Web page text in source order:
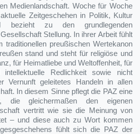
Medienlandschaft. Woche für Woche
Zeitgeschehen in Politik, Kultur
bezieht zu den grundlegenden
Stellung. In ihrer Arbeit fühlt
traditionellen preußischen Wertekanon
stand und steht für religiöse und
für Heimatliebe und Weltoffenheit, für
intellektuelle Redlichkeit sowie nicht
Vernunft geleitetes Handeln in allen
In diesem Sinne pflegt die PAZ eine
die gleichermaßen den eigenen
vertritt wie sie die Meinung von
– und diese auch zu Wort kommen
fühlt sich die PAZ der